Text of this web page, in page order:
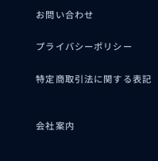
お問い合わせ
プライバシーポリシー
特定商取引法に関する表記
会社案内